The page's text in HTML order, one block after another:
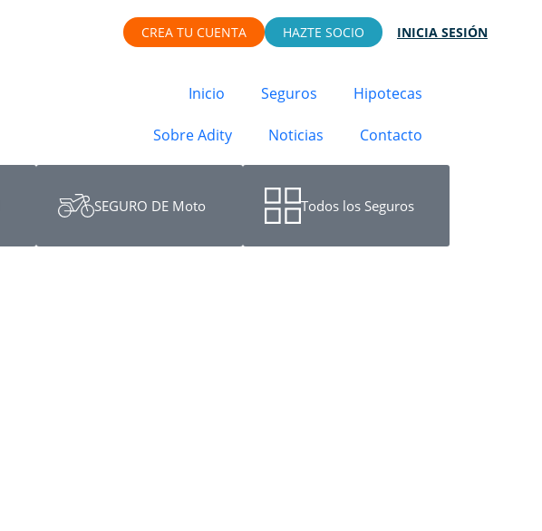
CREA TU CUENTA HAZTE SOCIO INICIA SESIÓN
Inicio Seguros Hipotecas
Sobre Adity Noticias Contacto
SEGURO DE Moto Todos los Seguros